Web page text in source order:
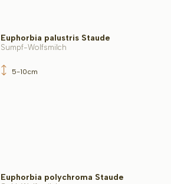
Euphorbia palustris Staude
Sumpf-Wolfsmilch
5-10cm
Euphorbia polychroma Staude